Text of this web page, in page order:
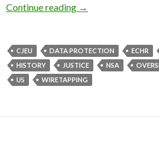
Continue reading 52e FD Column:
→
CJEU DATA PROTECTION ECHR
HISTORY
JUSTICE NSA
US
WIRETAPPING